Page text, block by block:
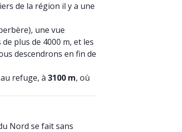
de la région il y a une
une vue
plus de 4000 m, et les
descendrons en fin de
refuge, à 3100 m, où
Nord se fait sans